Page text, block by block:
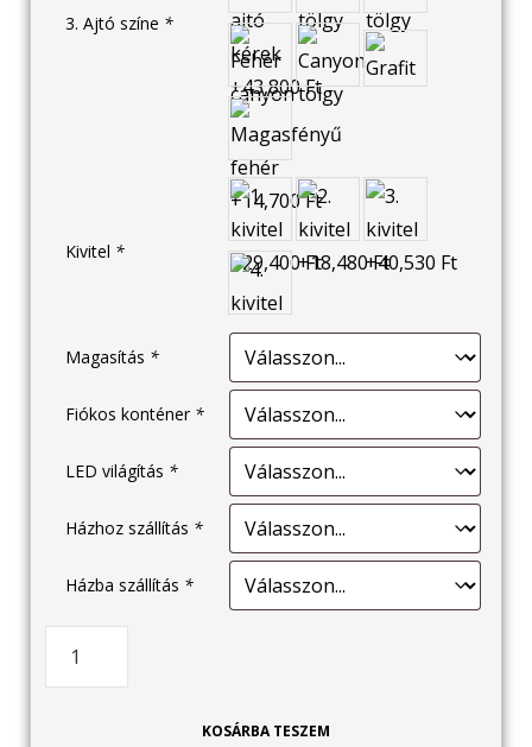
3. Ajtó színe *
Kivitel *
Magasítás *
Fiókos konténer *
LED világítás *
Házhoz szállítás *
Házba szállítás *
KOSÁRBA TESZEM